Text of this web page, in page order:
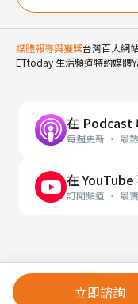
立即諮詢
媒體報導與獲獎台灣百大網
ETtoday 生活頻道特約媒體
在 Podcast
每週更新 · 最
在
訂閱頻道 · 最
© 2026 幸